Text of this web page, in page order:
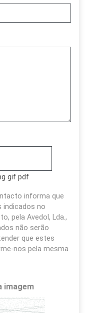
gif pdf
informa que
indicados no
pela Avedol, Lda.,
não serão
que estes
nos pela mesma
imagem